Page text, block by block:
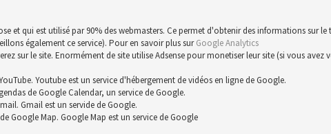
et qui est utilisé par 90% des webmasters. Ce permet d'obtenir des informations sur
également ce service). Pour en savoir plus surGoogle Analytics
sur le site. Enormément de site utilise Adsense pour monetiser leur site (si vous
Youtube est un service d'hébergement de vidéos en ligne de Google.
de Google Calendar, un service de Google.
Gmail est un servide de Google.
Google Map. Google Map est un service de Google